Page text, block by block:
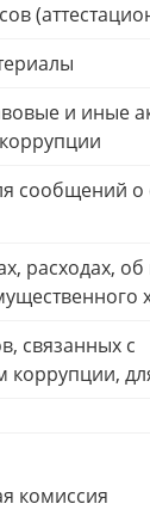
и иные
сообщений о
расходах,
связанных с
коррупции,
комиссия